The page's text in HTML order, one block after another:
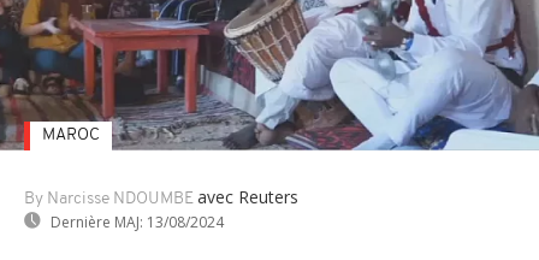
By Narcisse NDOUMBE avec Reuters
Dernière MAJ: 13/08/2024
MAROC